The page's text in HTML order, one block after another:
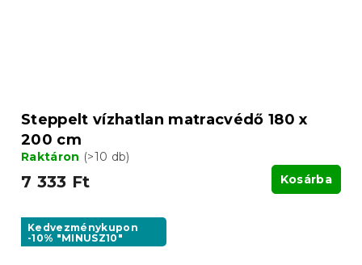
Steppelt vízhatlan matracvédő 180 x
200 cm
Raktáron (>10 db)
7 333 Ft Kosárba
Kedvezménykupon
-10% "MINUSZ10"